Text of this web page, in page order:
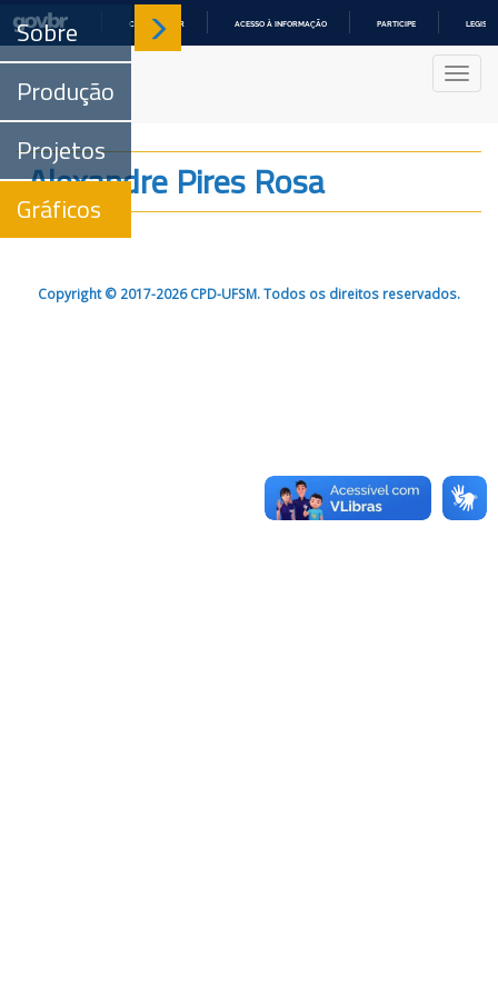
COMUNICA BR ACESSO À INFORMAÇÃO PARTICIPE
Sobre
Produção
Projetos
Gráficos
Alexandre Pires Rosa
Copyright © 2017-2026 CPD-UFSM. Todos os direitos reservados.